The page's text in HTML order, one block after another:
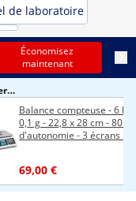
de laboratoire
Économisez
maintenant
Balance compteuse - 6 kg
0,1 g - 22,8 x 28 cm - 80 h
d'autonomie - 3 écrans
69,00 €